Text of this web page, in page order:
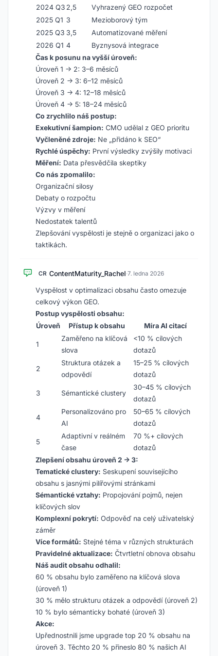
2024 Q3 2,5
Vyhrazený GEO rozpočet
2025 Q1 3
Mezioborový tým
2025 Q3 3,5
Automatizované měření
2026 Q1 4
Byznysová integrace
Čas k posunu na vyšší úroveň:
Úroveň 1 → 2: 3–6 měsíců
Úroveň 2 → 3: 6–12 měsíců
Úroveň 3 → 4: 12–18 měsíců
Úroveň 4 → 5: 18–24 měsíců
Co zrychlilo náš postup:
Exekutivní šampion: CMO udělal z GEO prioritu
Vyčleněné zdroje: Ne „přidáno k SEO“
Rychlé úspěchy: První výsledky zvýšily motivaci
Měření: Data přesvědčila skeptiky
Co nás zpomalilo:
Organizační silosy
Debaty o rozpočtu
Výzvy v měření
Nedostatek talentů
Zlepšování vyspělosti je stejně o organizaci jako o
taktikách.
CR ContentMaturity_Rachel·7. ledna 2026
Vyspělost v optimalizaci obsahu často omezuje
celkový výkon GEO.
Postup vyspělosti obsahu:
Úroveň
Přístup k obsahu Míra AI citací
1
Zaměřeno na klíčová
slova
<10 % cílových
dotazů
2
Struktura otázek a
odpovědí
15–25 % cílových
dotazů
3 Sémantické clustery
30–45 % cílových
dotazů
4
Personalizováno pro
AI
50–65 % cílových
dotazů
5
Adaptivní v reálném
čase
70 %+ cílových
dotazů
Zlepšení obsahu úroveň 2 → 3:
Tematické clustery: Seskupení souvisejícího
obsahu s jasnými pilířovými stránkami
Sémantické vztahy: Propojování pojmů, nejen
klíčových slov
Komplexní pokrytí: Odpověď na celý uživatelský
záměr
Více formátů: Stejné téma v různých strukturách
Pravidelné aktualizace: Čtvrtletní obnova obsahu
Náš audit obsahu odhalil:
60 % obsahu bylo zaměřeno na klíčová slova
(úroveň 1)
30 % mělo strukturu otázek a odpovědí (úroveň 2)
10 % bylo sémanticky bohaté (úroveň 3)
Akce:
Upřednostnili jsme upgrade top 20 % obsahu na
úroveň 3. Těchto 20 % přineslo 80 % našich AI